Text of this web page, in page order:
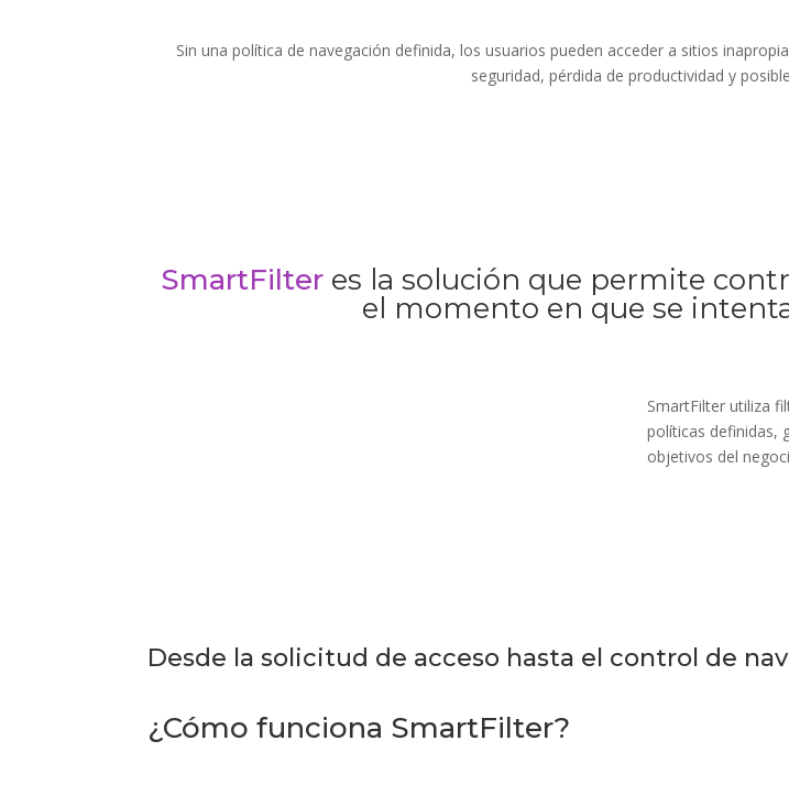
Sin una política de navegación definida, los usuarios pueden acceder a sitios
seguridad, pérdida de productividad y
SmartFilter es la solución que permite
el momento en que se
SmartFilter utiliza
políticas definidas,
objetivos del
Desde la solicitud de acceso hasta el control de
¿Cómo funciona SmartFilter?